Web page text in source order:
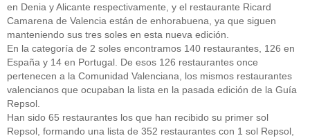
en Denia y Alicante respectivamente, y el restaurante Ricard
Camarena de Valencia están de enhorabuena, ya que siguen
manteniendo sus tres soles en esta nueva edición.
En la categoría de 2 soles encontramos 140 restaurantes, 126 en
España y 14 en Portugal. De esos 126 restaurantes once
pertenecen a la Comunidad Valenciana, los mismos restaurantes
valencianos que ocupaban la lista en la pasada edición de la Guía
Repsol.
Han sido 65 restaurantes los que han recibido su primer sol
Repsol, formando una lista de 352 restaurantes con 1 sol Repsol,